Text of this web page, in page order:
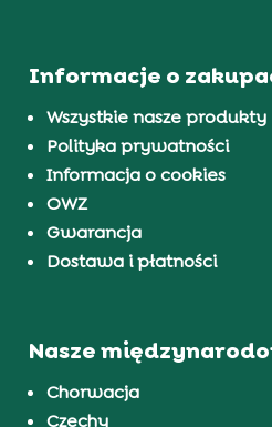
Informacje o
Wszystkie nasze produkty
Polityka prywatności
Informacja o cookies
OWZ
Gwarancja
Dostawa i płatności
Nasze
Chorwacja
Czechy